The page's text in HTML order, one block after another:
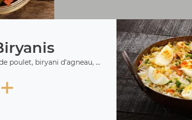
poulet, biryani d'agneau, ...
+